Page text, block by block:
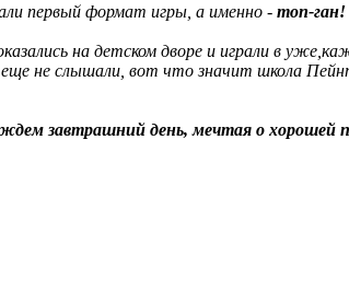
первый формат игры, а именно - топ-ган!
на детском дворе и играли в
не слышали, вот что значит школа
завтрашний день, мечтая о хорошей